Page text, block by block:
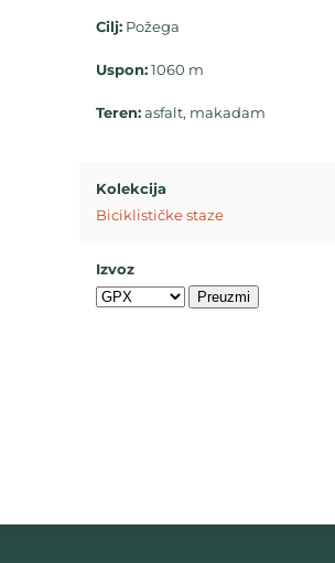
Cilj: Požega
Uspon: 1060 m
Teren: asfalt, makadam
Kolekcija
Biciklističke staze
Izvoz